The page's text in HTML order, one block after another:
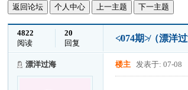
返回论坛 个人中心 上一主题 下一主题
4822
阅读
20
回复
≮074期≯（漂洋
漂洋过海 楼主 发表于: 07-08